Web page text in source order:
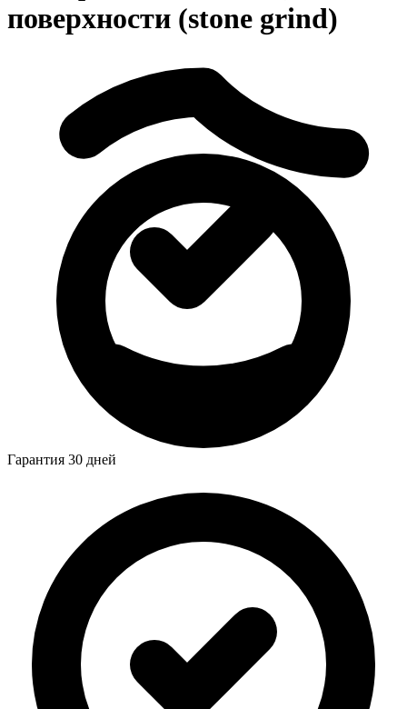
поверхности (stone grind)
Гарантия 30 дней